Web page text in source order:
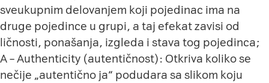
sveukupnim delovanjem koji pojedinac ima na
druge pojedince u grupi, a taj efekat zavisi od
ličnosti, ponašanja, izgleda i stava tog pojedinca;
A – Authenticity (autentičnost): Otkriva koliko se
nečije „autentično ja“ podudara sa slikom koju